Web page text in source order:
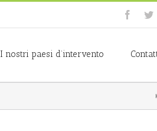
I nostri paesi d’intervento